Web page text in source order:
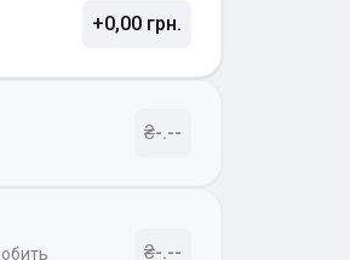
+0,00 грн.
₴-.--
₴-.--